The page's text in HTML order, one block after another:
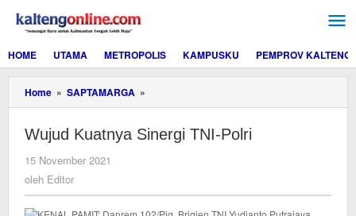
konten
HOME
UTAMA METROPOLIS KAMPUSKU PEMPROV KALTENG
Home » SAPTAMARGA »
Kuatnya
TNI-
Wujud Kuatnya Sinergi TNI-Polri
15 November 2021
oleh Editor